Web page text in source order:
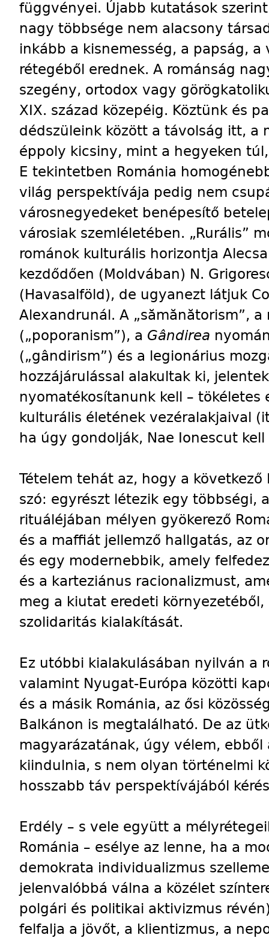
függvényei. Újabb kutatások
nagy többsége nem alacsony
inkább a kisnemesség, a papság, a
rétegéből erednek. A románság
szegény, ortodox vagy
XIX. század közepéig. Köztünk és
dédszüleink között a távolság itt, a
éppoly kicsiny, mint a hegyeken
E tekintetben Románia
világ perspektívája pedig nem
városnegyedeket benépesítő
városiak szemléletében. „Rurális”
románok kulturális horizontja
kezdődően (Moldvában) N.
(Havasalföld), de ugyanezt látjuk
Alexandrunál. A „sămănătorism”,
(„poporanism”), a Gândirea
(„gândirism”) és a legionárius
hozzájárulással alakultak ki,
nyomatékosítanunk kell –
kulturális életének vezéralakjaival
ha úgy gondolják, Nae Ionescut
Tételem tehát az, hogy a
szó: egyrészt létezik egy többségi,
rituáléjában mélyen gyökerező
és a maffiát jellemző hallgatás, az
és egy modernebbik, amely
és a karteziánus racionalizmust,
meg a kiutat eredeti
szolidaritás kialakítását.
Ez utóbbi kialakulásában nyilván a
valamint Nyugat-Európa közötti
és a másik Románia, az ősi
Balkánon is megtalálható. De az
magyarázatának, úgy vélem,
kiindulnia, s nem olyan történelmi
hosszabb táv perspektívájából
Erdély – s vele együtt a
Románia – esélye az lenne, ha a
demokrata individualizmus
jelenvalóbbá válna a közélet
polgári és politikai aktivizmus
felfalja a jövőt, a klientizmus, a